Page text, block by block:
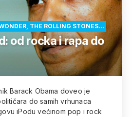
THE ROLLING STONES...
od rocka i rapa do
Barack Obama doveo je
do samih vrhunaca
iPodu većinom pop i rock